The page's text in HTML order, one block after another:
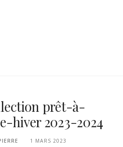
prêt-à-
hiver 2023-2024
1 MARS 2023